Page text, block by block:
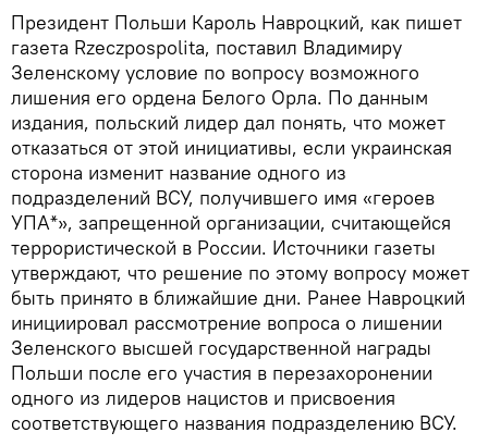
Президент Польши Кароль Навроцкий, как пишет
газета Rzeczpospolita, поставил Владимиру
Зеленскому условие по вопросу возможного
лишения его ордена Белого Орла. По данным
издания, польский лидер дал понять, что может
отказаться от этой инициативы, если украинская
сторона изменит название одного из
подразделений ВСУ, получившего имя «героев
УПА*», запрещенной организации, считающейся
террористической в России. Источники газеты
утверждают, что решение по этому вопросу может
быть принято в ближайшие дни. Ранее Навроцкий
инициировал рассмотрение вопроса о лишении
Зеленского высшей государственной награды
Польши после его участия в перезахоронении
одного из лидеров нацистов и присвоения
соответствующего названия подразделению ВСУ.